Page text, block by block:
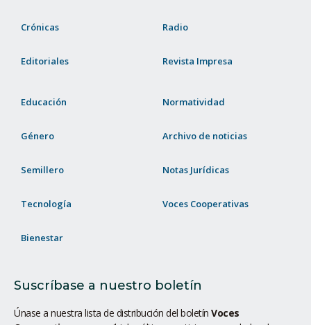
Crónicas
Editoriales
Radio
Revista Impresa
Educación
Género
Semillero
Tecnología
Bienestar
Normatividad
Archivo de noticias
Notas Jurídicas
Voces Cooperativas
Suscríbase a nuestro boletín
Únase a nuestra lista de distribución del boletín Voces